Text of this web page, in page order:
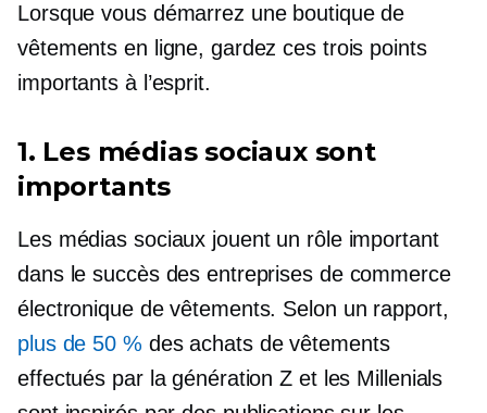
Lorsque vous démarrez une boutique de
vêtements en ligne, gardez ces trois points
importants à l’esprit.
1. Les médias sociaux sont
importants
Les médias sociaux jouent un rôle important
dans le succès des entreprises de commerce
électronique de vêtements. Selon un rapport,
plus de 50 % des achats de vêtements
effectués par la génération Z et les Millenials